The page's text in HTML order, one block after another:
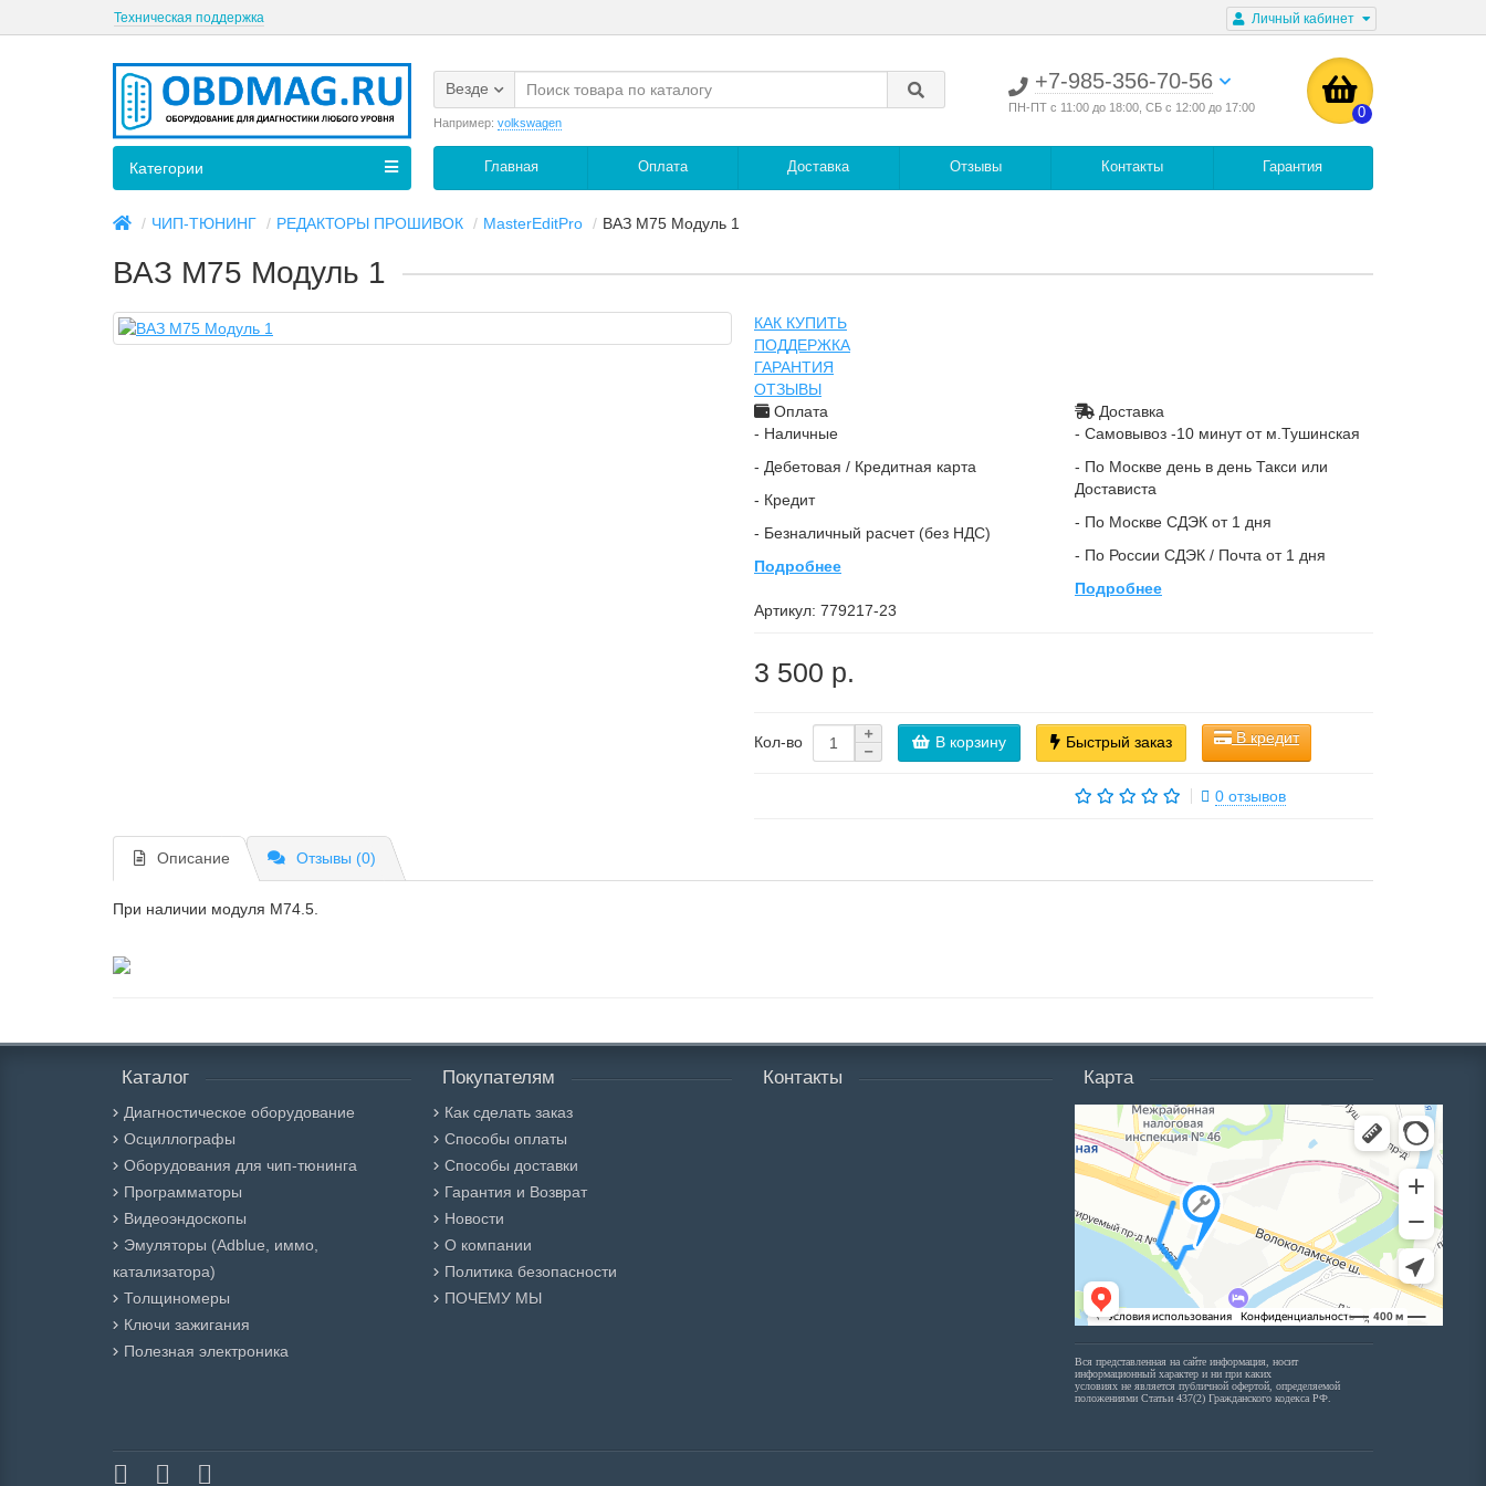
Личный кабинет
Техническая поддержка
+7-985-356-70-56
ПН-ПТ с 11:00 до 18:00, СБ с 12:00 до 17:00 0
Везде
Например: volkswagen
Главная Оплата Доставка Отзывы Контакты Гарантия
Категории
ЧИП-ТЮНИНГ РЕДАКТОРЫ ПРОШИВОК MasterEditPro ВАЗ M75 Модуль 1
ВАЗ M75 Модуль 1
КАК КУПИТЬ
ПОДДЕРЖКА
ГАРАНТИЯ
ОТЗЫВЫ
Оплата
- Наличные
- Дебетовая / Кредитная карта
- Кредит
- Безналичный расчет (без НДС)
Подробнее
Доставка
- Самовывоз -10 минут от м.Тушинская
- По Москве день в день Такси или
Достависта
- По Москве СДЭК от 1 дня
- По России СДЭК / Почта от 1 дня
Подробнее
Артикул: 779217-23
3 500 р.
Кол-во В корзину Быстрый заказ В кредит
0 отзывов
Описание Отзывы (0)
При наличии модуля M74.5.
Каталог
Диагностическое оборудование
Осциллографы
Оборудования для чип-тюнинга
Программаторы
Видеоэндоскопы
Эмуляторы (Adblue, иммо,
катализатора)
Толщиномеры
Ключи зажигания
Полезная электроника
Покупателям
Как сделать заказ
Способы оплаты
Способы доставки
Гарантия и Возврат
Новости
О компании
Политика безопасности
ПОЧЕМУ МЫ
Контакты Карта
Вся представленная на сайте информация, носит
информационный характер и ни при каких
условиях не является публичной офертой, определяемой
положениями Статьи 437(2) Гражданского кодекса РФ.